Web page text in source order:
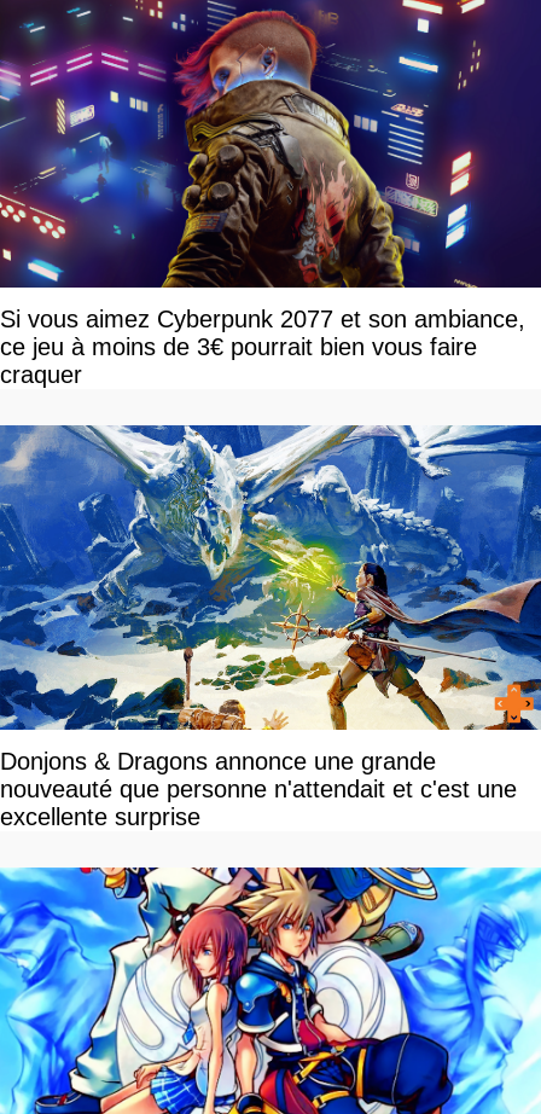
Si vous aimez Cyberpunk 2077 et son ambiance,
ce jeu à moins de 3€ pourrait bien vous faire
craquer
Donjons & Dragons annonce une grande
nouveauté que personne n'attendait et c'est une
excellente surprise